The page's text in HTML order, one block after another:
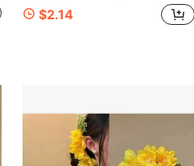
$2.14